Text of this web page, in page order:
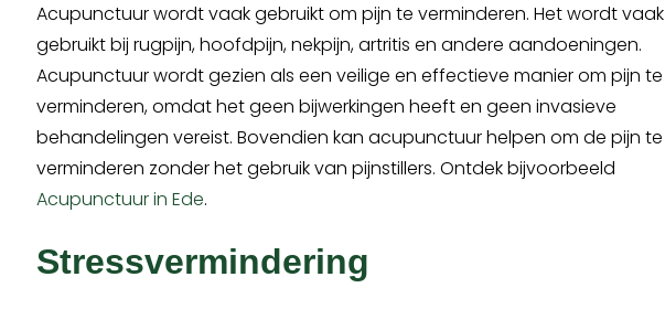
Acupunctuur wordt vaak gebruikt om pijn te verminderen. Het wordt vaak
gebruikt bij rugpijn, hoofdpijn, nekpijn, artritis en andere aandoeningen.
Acupunctuur wordt gezien als een veilige en effectieve manier om pijn te
verminderen, omdat het geen bijwerkingen heeft en geen invasieve
behandelingen vereist. Bovendien kan acupunctuur helpen om de pijn te
verminderen zonder het gebruik van pijnstillers. Ontdek bijvoorbeeld
Acupunctuur in Ede.
Stressvermindering